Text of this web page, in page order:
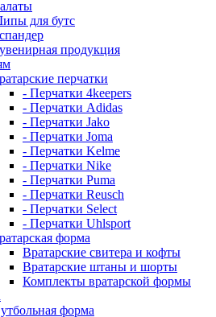
для бутс
продукция
перчатки
- Перчатки 4keepers
- Перчатки Adidas
- Перчатки Jako
- Перчатки Joma
- Перчатки Kelme
- Перчатки Nike
- Перчатки Puma
- Перчатки Reusch
- Перчатки Select
- Перчатки Uhlsport
форма
Вратарские свитера и кофты
Вратарские штаны и шорты
Комплекты вратарской формы
форма